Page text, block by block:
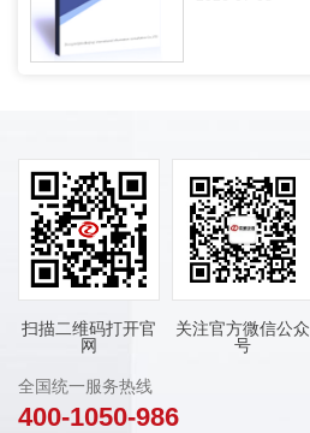
扫描二维码打开官
网
关注官方微信公众
号
全国统一服务热线
400-1050-986